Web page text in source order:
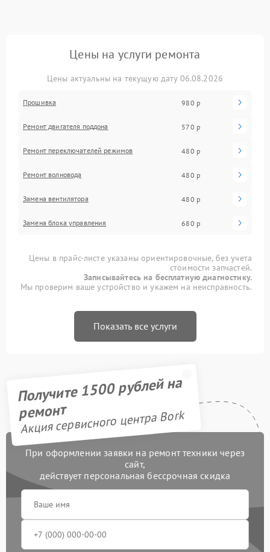
Цены на услуги ремонта
Цены актуальны на текущую дату 06.08.2026
Прошивка 980 р
Ремонт двигателя поддона 570 р
Ремонт переключателей режимов 480 р
Ремонт волновода 480 р
Замена вентилятора 480 р
Замена блока управления 680 р
Цены в прайс-листе указаны ориентировочные, без учета
стоимости запчастей.
Записывайтесь на бесплатную диагностику.
Мы проверим ваше устройство и укажем на неисправность.
Показать все услуги
Получите 1500 рублей на
ремонт
Акция сервисного центра Bork
При оформлении заявки на ремонт техники через
сайт,
действует персональная бессрочная скидка